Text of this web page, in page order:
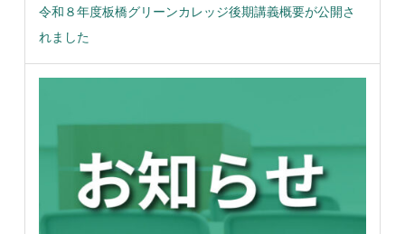
令和８年度板橋グリーンカレッジ後期講義概要が公開さ
れました